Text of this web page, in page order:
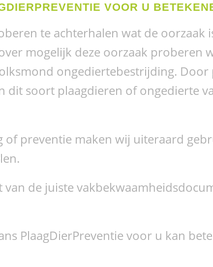
VOOR U
te achterhalen wat de oorzaak
mogelijk deze oorzaak proberen
ongediertebestrijding.
dit soort plaagdieren of ongedierte
of preventie maken wij uiteraard
de juiste
PlaagDierPreventie voor u kan